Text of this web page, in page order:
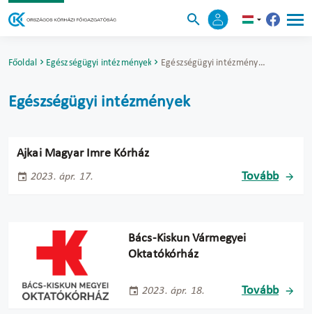
Főoldal Egészségügyi intézmények Egészségügyi intézmények
Egészségügyi intézmények
Ajkai Magyar Imre Kórház
2023. ápr. 17. Tovább
Bács-Kiskun Vármegyei
Oktatókórház
2023. ápr. 18. Tovább